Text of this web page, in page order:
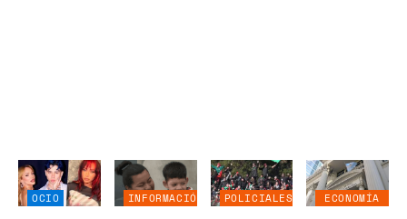
OCIO
INFORMACIÓN
POLICIALES
ECONOMÍA